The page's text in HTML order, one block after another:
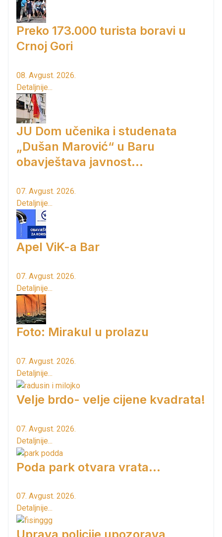
Preko 173.000 turista boravi u
Crnoj Gori
08. Avgust. 2026.
Detaljnije...
JU Dom učenika i studenata
„Dušan Marović“ u Baru
obavještava javnost...
07. Avgust. 2026.
Detaljnije...
Apel ViK-a Bar
07. Avgust. 2026.
Detaljnije...
Foto: Mirakul u prolazu
07. Avgust. 2026.
Detaljnije...
Velje brdo- velje cijene kvadrata!
07. Avgust. 2026.
Detaljnije...
Poda park otvara vrata...
07. Avgust. 2026.
Detaljnije...